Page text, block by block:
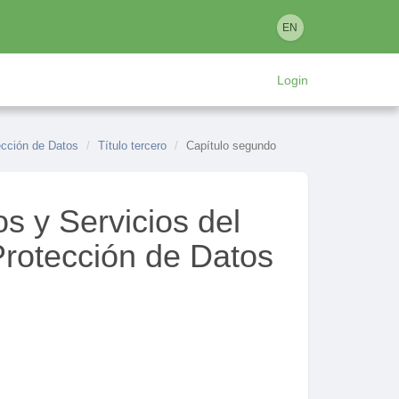
EN
Login
de Datos Título tercero Capítulo segundo
y Servicios del
de Datos